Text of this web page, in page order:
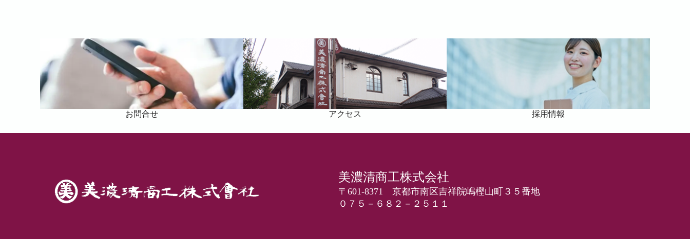
お問合せ アクセス 採用情報
美濃清商工株式会社
〒601-8371 京都市南区吉祥院嶋樫山町３５番地
０７５－６８２－２５１１